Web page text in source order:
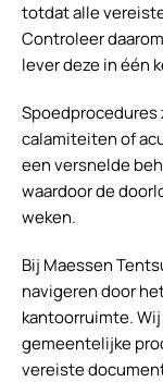
totdat alle
Controleer
lever deze in één
calamiteiten of
een versnelde
waardoor de
weken.
Bij Maessen
navigeren door
kantoorruimte.
gemeentelijke
vereiste